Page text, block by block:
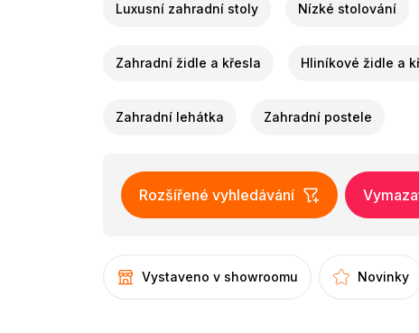
Luxusní zahradní stoly Nízké stolování
Zahradní židle a křesla Hliníkové židle a
Zahradní lehátka Zahradní postele
Rozšířené vyhledávání
Vystaveno v showroomu Novinky